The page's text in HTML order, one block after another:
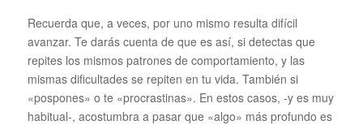
Recuerda que, a veces, por uno mismo resulta difícil
avanzar. Te darás cuenta de que es así, si detectas que
repites los mismos patrones de comportamiento, y las
mismas dificultades se repiten en tu vida. También si
«pospones» o te «procrastinas». En estos casos, -y es muy
habitual-, acostumbra a pasar que «algo» más profundo es